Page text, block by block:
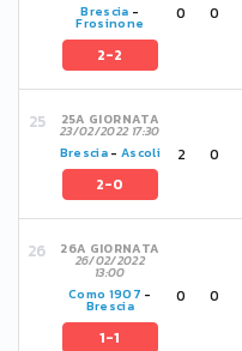
Brescia -
Frosinone
2-2
0 0
25A GIORNATA
23/02/2022 17:30
Brescia-Ascoli
2-0
2 0
26A GIORNATA
26/02/2022
13:00
Como 1907 -
Brescia
1-1
0 0